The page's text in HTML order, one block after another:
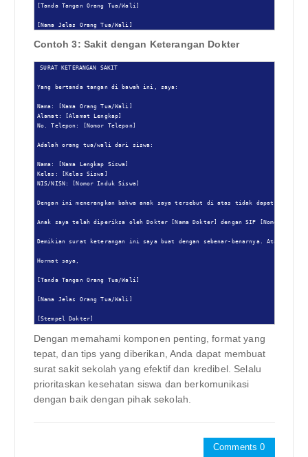
[Tanda Tangan Orang Tua/Wali]
[Nama Jelas Orang Tua/Wali]
Contoh 3: Sakit dengan Keterangan Dokter
SURAT KETERANGAN SAKIT
Yang bertanda tangan di bawah ini, saya:
Nama: [Nama Orang Tua/Wali]
Alamat: [Alamat Lengkap]
No. Telepon: [Nomor Telepon]
Adalah orang tua/wali dari siswa:
Nama: [Nama Lengkap Siswa]
Kelas: [Kelas Siswa]
NIS/NISN: [Nomor Induk Siswa]
Dengan ini menerangkan bahwa anak saya tersebut di atas tidak dapat
Anak saya telah diperiksa oleh Dokter [Nama Dokter] dengan SIP [Nomor
Demikian surat keterangan ini saya buat dengan sebenar-benarnya. Atas
Hormat saya,
[Tanda Tangan Orang Tua/Wali]
[Nama Jelas Orang Tua/Wali]
[Stempel Dokter]
Dengan memahami komponen penting, format yang
tepat, dan tips yang diberikan, Anda dapat membuat
surat sakit sekolah yang efektif dan kredibel. Selalu
prioritaskan kesehatan siswa dan berkomunikasi
dengan baik dengan pihak sekolah.
Comments 0